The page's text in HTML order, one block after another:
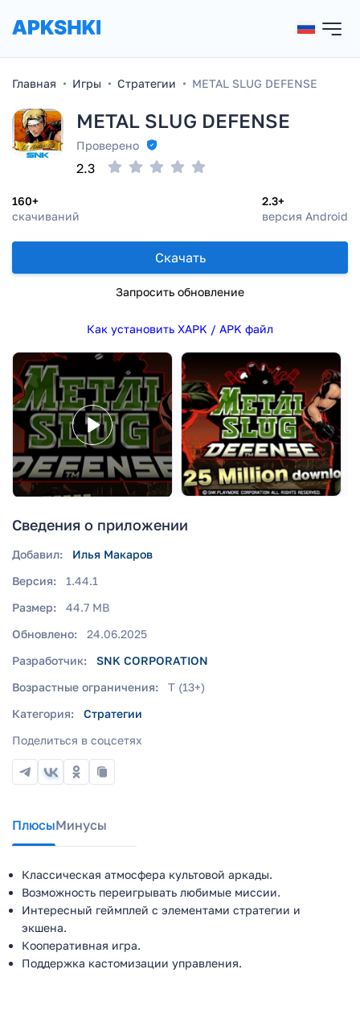
Главная Игры Стратегии METAL SLUG DEFENSE
METAL SLUG DEFENSE
Проверено
160+
скачиваний
2.3+
версия Android
2.3
Скачать
Запросить обновление
Как установить XAPK / APK файл
Сведения о приложении
Добавил:
Илья Макаров
Версия:
1.44.1
Размер:
44.7 MB
Обновлено:
24.06.2025
Разработчик:
SNK CORPORATION
Возрастные ограничения:
T (13+)
Категория:
Стратегии
Поделиться в соцсетях
ПлюсыМинусы
Классическая атмосфера культовой аркады.
Возможность переигрывать любимые миссии.
Интересный геймплей с элементами стратегии и
экшена.
Кооперативная игра.
Поддержка кастомизации управления.